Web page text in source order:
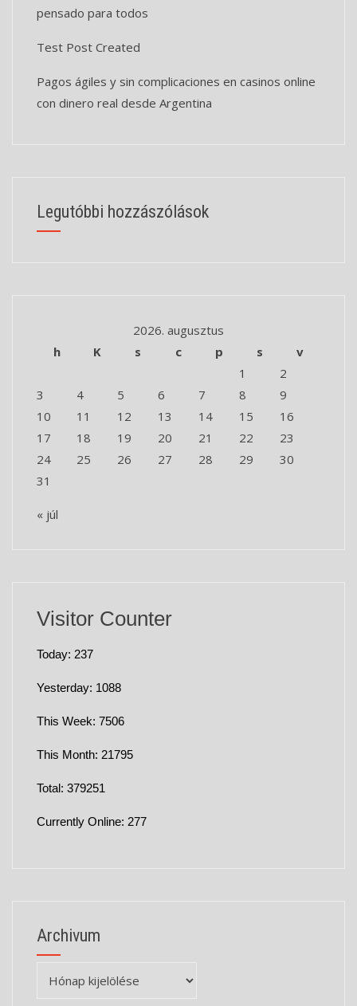
pensado para todos
Test Post Created
Pagos ágiles y sin complicaciones en casinos online
con dinero real desde Argentina
Legutóbbi hozzászólások
2026. augusztus
h
K s c p s
v
1
2
3
4 5 6 7 8
9
10
11 12 13 14 15
16
17
18 19 20 21 22
23
24
25 26 27 28 29
30
31
« júl
Visitor Counter
Today: 237
Yesterday: 1088
This Week: 7506
This Month: 21795
Total: 379251
Currently Online: 277
Archivum